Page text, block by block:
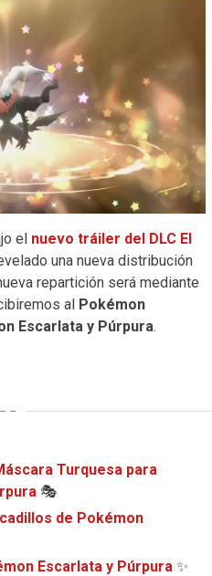
el nuevo tráiler del DLC El
una nueva distribución
repartición será mediante
al Pokémon
Escarlata y Púrpura.
Turquesa para
🎭
de Pokémon
Escarlata y Púrpura ✨